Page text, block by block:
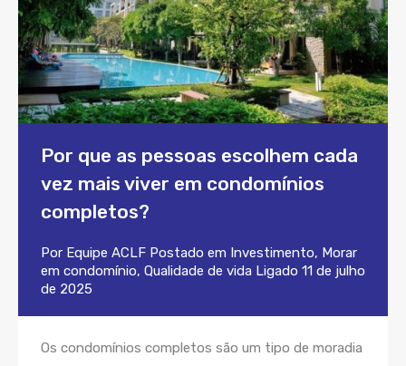
Por que as pessoas escolhem cada
vez mais viver em condomínios
completos?
Por Equipe ACLF Postado em Investimento, Morar
em condomínio, Qualidade de vida Ligado 11 de julho
de 2025
Os condomínios completos são um tipo de moradia